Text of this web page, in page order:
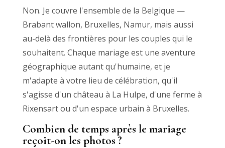
Non. Je couvre l'ensemble de la Belgique —
Brabant wallon, Bruxelles, Namur, mais aussi
au-delà des frontières pour les couples qui le
souhaitent. Chaque mariage est une aventure
géographique autant qu'humaine, et je
m'adapte à votre lieu de célébration, qu'il
s'agisse d'un château à La Hulpe, d'une ferme à
Rixensart ou d'un espace urbain à Bruxelles.
Combien de temps après le mariage
reçoit-on les photos ?